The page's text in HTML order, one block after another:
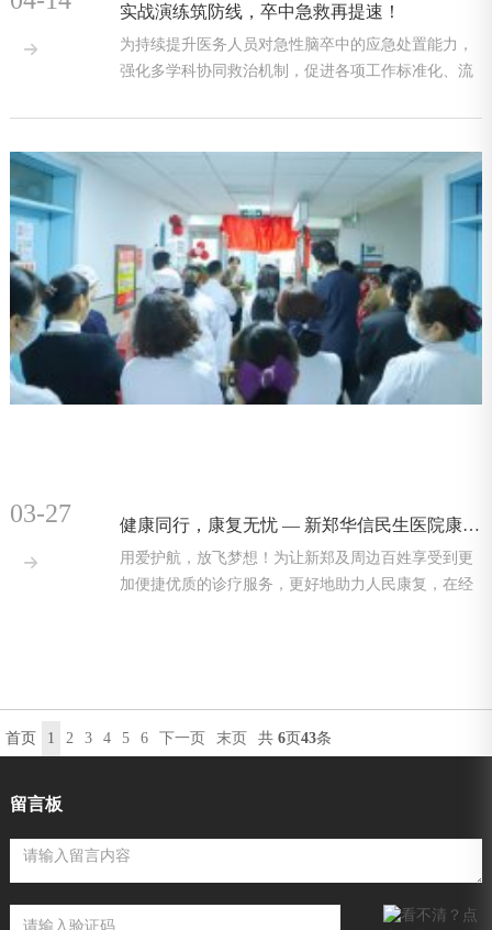

实战演练筑防线，卒中急救再提速！
为持续提升医务人员对急性脑卒中的应急处置能力，
强化多学科协同救治机制，促进各项工作标准化、流
03-27

健康同行，康复无忧 — 新郑华信民生医院康复医学科全新升级、再开新篇！
用爱护航，放飞梦想！为让新郑及周边百姓享受到更
加便捷优质的诊疗服务，更好地助力人民康复，在经
首页 1 2 3 4 5 6 下一页 末页 共 6页43条
留言板